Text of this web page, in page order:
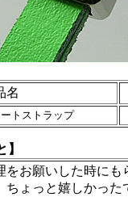
名
トストラップ
】
をお願いした時にも
ちょっと嬉しかった